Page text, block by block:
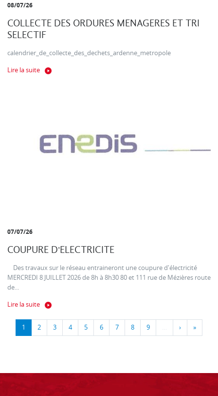
08/07/26
COLLECTE DES ORDURES MENAGERES ET TRI
SELECTIF
calendrier_de_collecte_des_dechets_ardenne_metropole
Lire la suite
07/07/26
COUPURE D'ELECTRICITE
Des travaux sur le réseau entraineront une coupure d'électricité
MERCREDI 8 JUILLET 2026 de 8h à 8h30 80 et 111 rue de Mézières route
de...
Lire la suite
1 2 3 4 5 6 7 8 9 … › »